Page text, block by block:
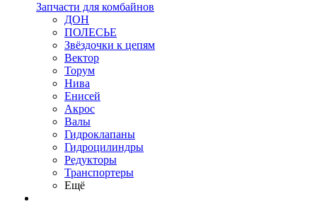
Запчасти для комбайнов
ДОН
ПОЛЕСЬЕ
Звёздочки к цепям
Вектор
Торум
Нива
Енисей
Акрос
Валы
Гидроклапаны
Гидроцилиндры
Редукторы
Транспортеры
Ещё